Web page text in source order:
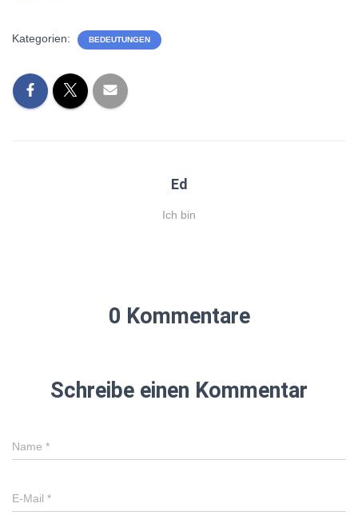
Kategorien: BEDEUTUNGEN
Ed
Ich bin
0 Kommentare
Schreibe einen Kommentar
Name *
E-Mail *